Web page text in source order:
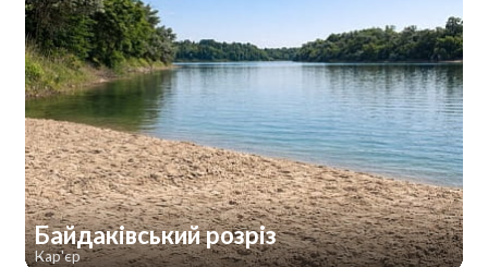
Байдаківський розріз
Кар'єр